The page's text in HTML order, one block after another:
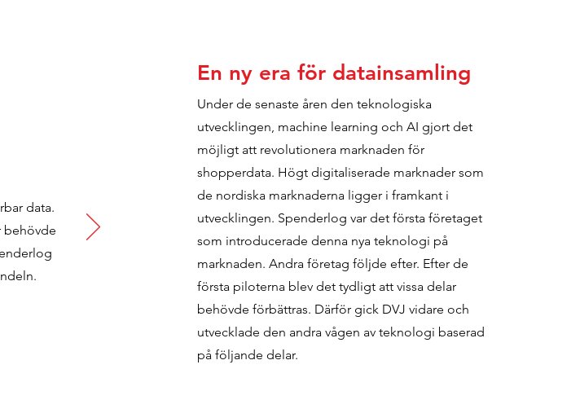
data.
behövde
En ny era för datainsamling
Under de senaste åren den teknologiska
utvecklingen, machine learning och AI gjort det
möjligt att revolutionera marknaden för
shopperdata. Högt digitaliserade marknader som
de nordiska marknaderna ligger i framkant i
utvecklingen. Spenderlog var det första företaget
som introducerade denna nya teknologi på
marknaden. Andra företag följde efter. Efter de
första piloterna blev det tydligt att vissa delar
behövde förbättras. Därför gick DVJ vidare och
utvecklade den andra vågen av teknologi baserad
på följande delar.